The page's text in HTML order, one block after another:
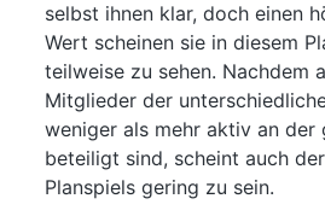
selbst ihnen klar, doch einen
Wert scheinen sie in diesem
teilweise zu sehen. Nachdem
Mitglieder der
weniger als mehr aktiv an der
beteiligt sind, scheint auch
Planspiels gering zu sein.